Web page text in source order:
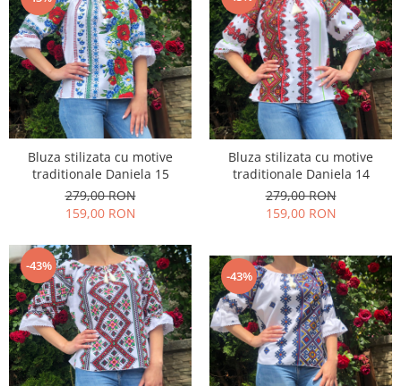
Bluza stilizata cu motive
traditionale Daniela 15
279,00 RON
159,00 RON
Bluza stilizata cu motive
traditionale Daniela 14
279,00 RON
159,00 RON
-43%
-43%